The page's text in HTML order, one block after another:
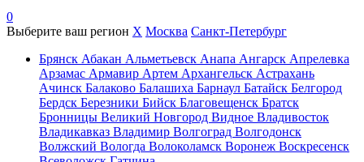
0
Выберите ваш регион X Москва Санкт-Петербург
Брянск Абакан Альметьевск Анапа Ангарск Апрелевка
Арзамас Армавир Артем Архангельск Астрахань
Ачинск Балаково Балашиха Барнаул Батайск Белгород
Бердск Березники Бийск Благовещенск Братск
Бронницы Великий Новгород Видное Владивосток
Владикавказ Владимир Волгоград Волгодонск
Волжский Вологда Волоколамск Воронеж Воскресенск